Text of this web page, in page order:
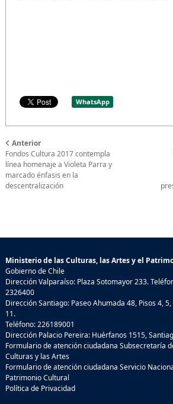
WhatsApp
Anterior
Fondos Cultura 2017 contempla
línea homenaje a Violeta Parra y
marcado énfasis en la
descentralización
Ministerio de las Culturas, las Artes y el
Gobierno de Chile
Dirección Valparaíso: Plaza Sotomayor 233.
2326400
Dirección Santiago: Paseo Ahumada 48, Pisos 4, 5,
11.
Teléfono: 226189001
Dirección Palacio Pereira: Huérfanos 1515,
Formulario de atención ciudadana Subsecretaría
Culturas y las Artes
Formulario de atención ciudadana Servicio
Patrimonio Cultural
Política de Privacidad